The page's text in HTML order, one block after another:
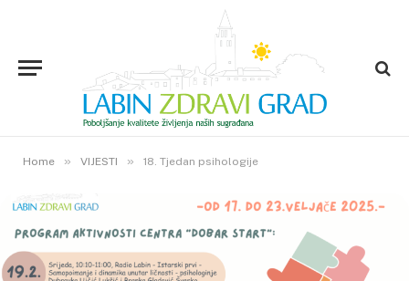
Home » VIJESTI » 18. Tjedan psihologije